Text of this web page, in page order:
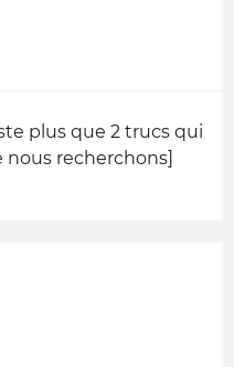
plus que 2 trucs qui
recherchons]